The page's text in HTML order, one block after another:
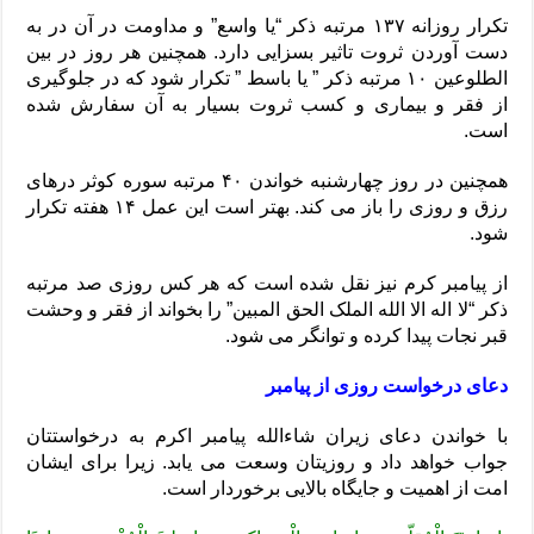
تکرار روزانه ۱۳۷ مرتبه ذکر “یا واسع” و مداومت در آن در به
دست آوردن ثروت تاثیر بسزایی دارد. همچنین هر روز در بین
الطلوعین ۱۰ مرتبه ذکر ” یا باسط ” تکرار شود که در جلوگیری
از فقر و بیماری و کسب ثروت بسیار به آن سفارش شده
است.
همچنین در روز چهارشنبه خواندن ۴۰ مرتبه سوره کوثر درهای
رزق و روزی را باز می کند. بهتر است این عمل ۱۴ هفته تکرار
شود.
از پیامبر کرم نیز نقل شده است که هر کس روزی صد مرتبه
ذکر “لا اله الا الله الملک الحق المبین” را بخواند از فقر و وحشت
قبر نجات پیدا کرده و توانگر می شود.
دعای درخواست روزی از پیامبر
با خواندن دعای زیران شاءالله پیامبر اکرم به درخواستتان
جواب خواهد داد و روزیتان وسعت می یابد. زیرا برای ایشان
امت از اهمیت و جایگاه بالایی برخوردار است.